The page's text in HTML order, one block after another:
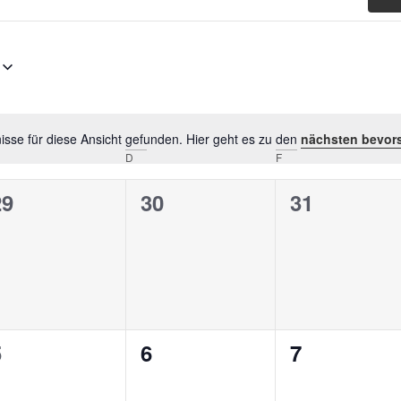
Hinweis
für diese Ansicht gefunden. Hier geht es zu den nächsten
D F
0
30
0
31
0
6
0
7